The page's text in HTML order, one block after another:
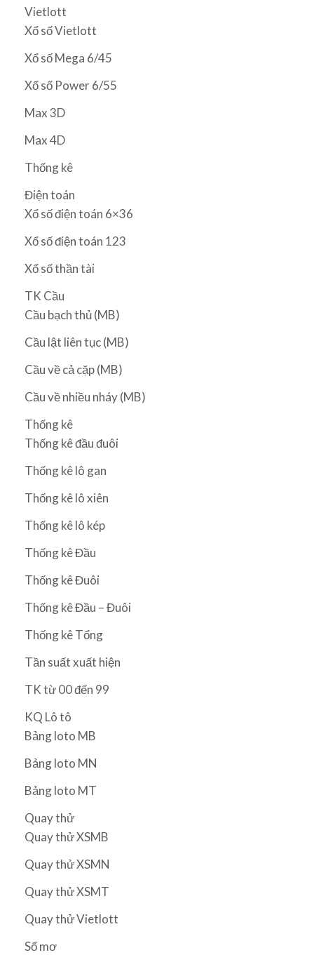
Vietlott
Xổ số Vietlott
Xổ số Mega 6/45
Xổ số Power 6/55
Max 3D
Max 4D
Thống kê
Điện toán
Xổ số điện toán 6×36
Xổ số điện toán 123
Xổ số thần tài
TK Cầu
Cầu bạch thủ (MB)
Cầu lật liên tục (MB)
Cầu về cả cặp (MB)
Cầu về nhiều nháy (MB)
Thống kê
Thống kê đầu đuôi
Thống kê lô gan
Thống kê lô xiên
Thống kê lô kép
Thống kê Đầu
Thống kê Đuôi
Thống kê Đầu – Đuôi
Thống kê Tổng
Tần suất xuất hiện
TK từ 00 đến 99
KQ Lô tô
Bảng loto MB
Bảng loto MN
Bảng loto MT
Quay thử
Quay thử XSMB
Quay thử XSMN
Quay thử XSMT
Quay thử Vietlott
Sổ mơ